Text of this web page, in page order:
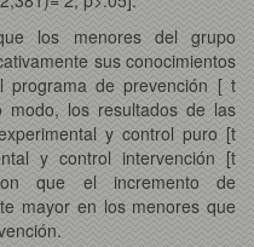
los menores del grupo
sus conocimientos
programa de prevención [ t
modo, los resultados de las
y control puro [t
y control intervención [t
que el incremento de
mayor en los menores que